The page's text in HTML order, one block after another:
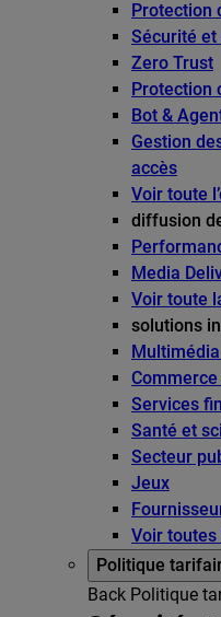
Protection
Sécurité et
Zero Trust
Protection
Bot &
Gestion
accès
Voir toute
diffusion
Media
Voir toute
solutions
Services
Santé et
Secteur
Jeux
Voir
Politique
Back Politique